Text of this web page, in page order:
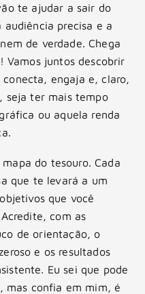
te ajudar a sair do
audiência precisa e a
de verdade. Chega
Vamos juntos descobrir
engaja e, claro,
seja ter mais tempo
ou aquela renda
do tesouro. Cada
que te levará a um
que você
com as
de orientação, o
e os resultados
Eu sei que pode
mas confia em mim, é